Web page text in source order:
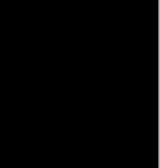
película
al mundo